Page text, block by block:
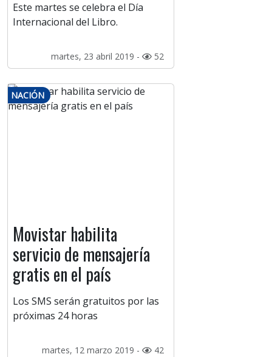
Este martes se celebra el Día
Internacional del Libro.
martes, 23 abril 2019 - 52
NACIÓN
Movistar habilita
servicio de mensajería
gratis en el país
Los SMS serán gratuitos por las
próximas 24 horas
martes, 12 marzo 2019 - 42